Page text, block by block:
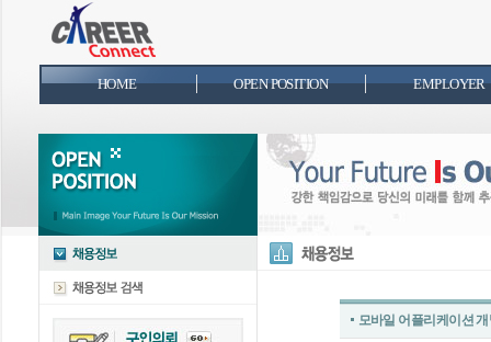
HOME OPEN POSITION EMPLOYER
모바일 어플리케이션